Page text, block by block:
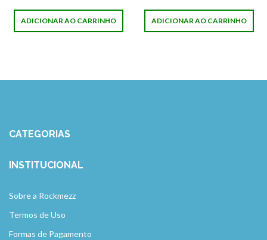
ADICIONAR AO CARRINHO ADICIONAR AO CARRINHO
CATEGORIAS
INSTITUCIONAL
Sobre a Rockmezz
Termos de Uso
Formas de Pagamento